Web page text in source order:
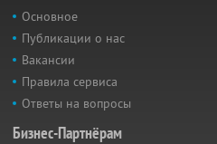
Основное
Публикации о нас
Вакансии
Правила сервиса
Ответы на вопросы
Бизнес-Партнёрам